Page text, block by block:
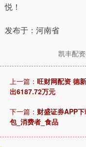
悦！
发布于：河南省
凯丰配
上一篇： 旺财网配资 德
出6187.72万元
下一篇： 财盛证券APP
包_消费者_食品